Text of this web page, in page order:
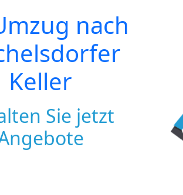
nach
Keller
Sie jetzt